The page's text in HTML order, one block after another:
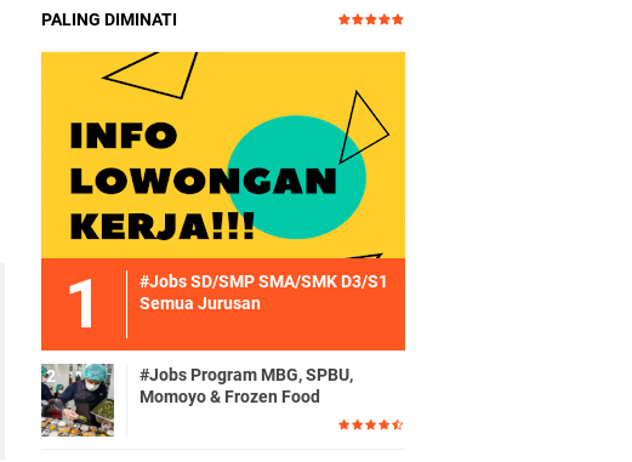
PALING DIMINATI
#Jobs SD/SMP SMA/SMK D3/S1
Semua Jurusan
#Jobs Program MBG, SPBU,
Momoyo & Frozen Food